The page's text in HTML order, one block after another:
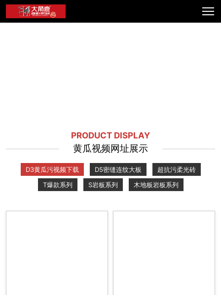
PRODUCT DISPLAY
黄瓜视频网址展示
D3黄瓜污视频下载 D5密缝连纹大板
超抗污柔光砖
T爆款系列
S岩板系列 木地板岩板系列